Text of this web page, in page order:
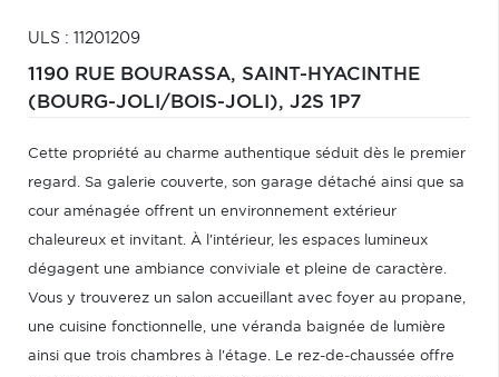
ULS : 11201209
1190 RUE BOURASSA, SAINT-HYACINTHE
(BOURG-JOLI/BOIS-JOLI), J2S 1P7
Cette propriété au charme authentique séduit dès le premier
regard. Sa galerie couverte, son garage détaché ainsi que sa
cour aménagée offrent un environnement extérieur
chaleureux et invitant. À l'intérieur, les espaces lumineux
dégagent une ambiance conviviale et pleine de caractère.
Vous y trouverez un salon accueillant avec foyer au propane,
une cuisine fonctionnelle, une véranda baignée de lumière
ainsi que trois chambres à l'étage. Le rez-de-chaussée offre